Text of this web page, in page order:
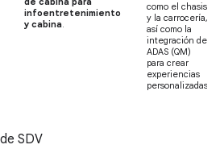
infoentretenimiento
y cabina.
como el chasis
y la carrocería,
así como la
integración de
ADAS (QM)
para crear
experiencias
personalizadas.
SDV